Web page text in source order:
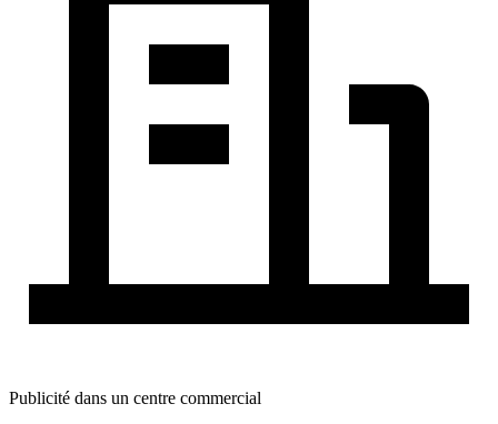
Publicité dans un centre commercial